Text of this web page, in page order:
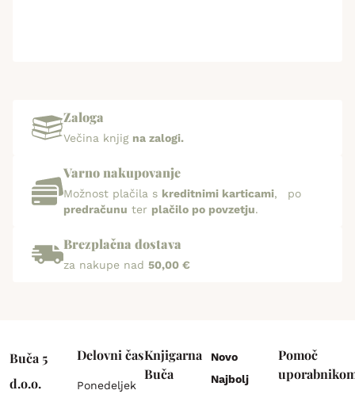
Zaloga
Večina knjig na zalogi.
Varno nakupovanje
Možnost plačila s kreditnimi karticami, po
predračunu ter plačilo po povzetju.
Brezplačna dostava
za nakupe nad 50,00 €
Buča 5
d.o.o.
Delovni čas
Ponedeljek
Knjigarna
Buča
Novo
Najbolj
Pomoč